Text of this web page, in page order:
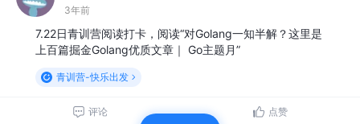
3年前
7.22日青训营阅读打卡，阅读“对Golang一知半解？这里是
上百篇掘金Golang优质文章｜ Go主题月”
青训营-快乐出发
评论 点赞